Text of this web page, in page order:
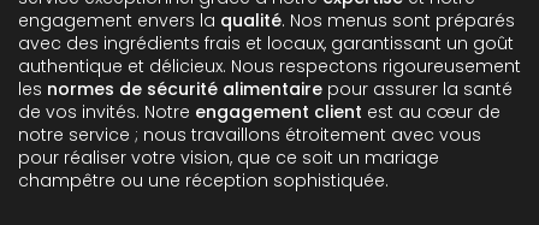
engagement envers la qualité. Nos menus sont préparés
avec des ingrédients frais et locaux, garantissant un goût
authentique et délicieux. Nous respectons rigoureusement
les normes de sécurité alimentaire pour assurer la santé
de vos invités. Notre engagement client est au cœur de
notre service ; nous travaillons étroitement avec vous
pour réaliser votre vision, que ce soit un mariage
champêtre ou une réception sophistiquée.